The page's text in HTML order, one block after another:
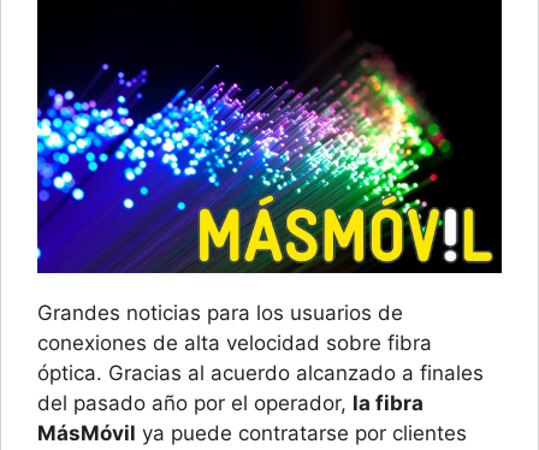
Grandes noticias para los usuarios de
conexiones de alta velocidad sobre fibra
óptica. Gracias al acuerdo alcanzado a finales
del pasado año por el operador, la fibra
MásMóvil ya puede contratarse por clientes